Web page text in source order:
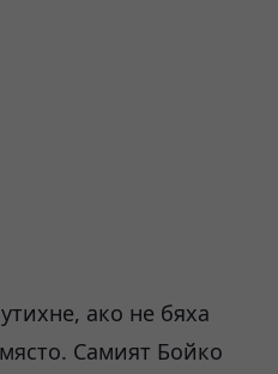
ако не бяха
Самият Бойко